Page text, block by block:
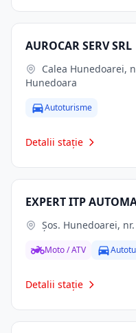
AUROCAR SERV SRL
Hunedoara
Autoturisme
Detalii stație
EXPERT ITP
Şos. Hunedoarei,
Moto / ATV
Detalii stație